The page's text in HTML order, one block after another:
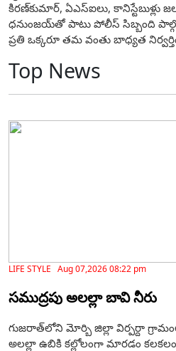
కిరణ్‌కుమార్, ఏఎస్ఐలు, కానిస్టేబుళ్లు
ధనుంజయ్‌తో పాటు పోలీస్‌ సిబ్బంది
ప్రతి ఒక్కరూ తమ వంతు బాధ్యత
Top News
LIFE STYLE Aug 07,2026 08:22 pm
సముద్రపు అలల్లా బావి నీరు
గుజరాత్‌లోని మోర్బి జిల్లా విర్పర్దా
అలల్లా ఉబికి కల్లోలంగా మారడం